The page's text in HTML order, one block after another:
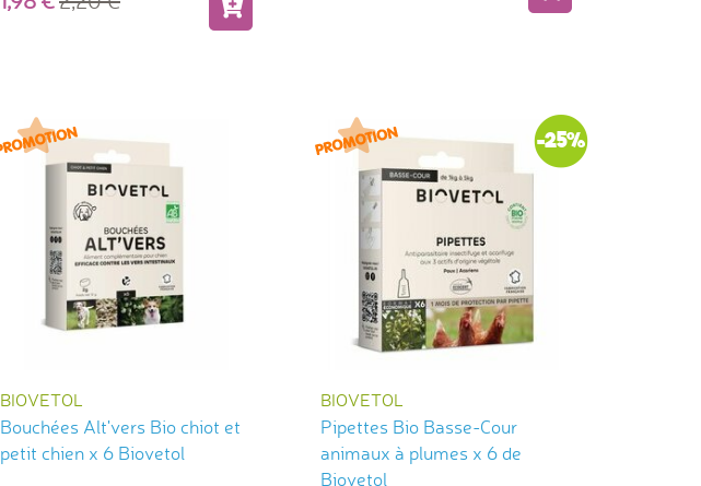
BIOVETOL
Bouchées Alt'vers Bio chiot et
petit chien x 6 Biovetol
-25%
BIOVETOL
Pipettes Bio Basse-Cour
animaux à plumes x 6 de
Biovetol